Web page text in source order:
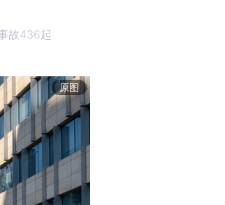
故436起
定（试行）》
捕到案
原图